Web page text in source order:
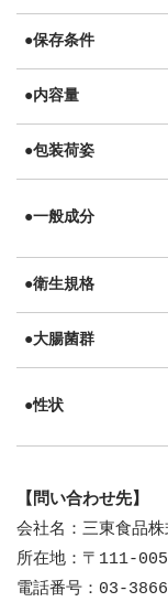
●保存条件
●内容量
●包装荷姿
●一般成分
●衛生規格
●大腸菌群
●性状
【問い合わせ先】
会社名：三東食品
所在地：〒111-
電話番号：03-